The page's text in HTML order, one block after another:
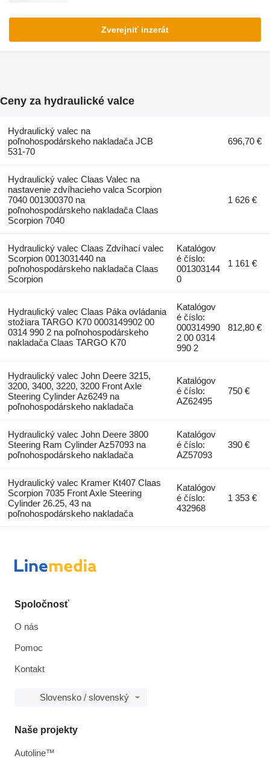
Zverejniť inzerát
Ceny za hydraulické valce
Hydraulický valec na
poľnohospodárskeho nakladača JCB
531-70
696,70 €
Hydraulický valec Claas Valec na
nastavenie zdvíhacieho valca Scorpion
7040 001300370 na
poľnohospodárskeho nakladača Claas
Scorpion 7040
1 626 €
Hydraulický valec Claas Zdvíhací valec
Scorpion 0013031440 na
poľnohospodárskeho nakladača Claas
Scorpion
Katalógov
é číslo:
001303144
0
1 161 €
Hydraulický valec Claas Páka ovládania
stožiara TARGO K70 0003149902 00
0314 990 2 na poľnohospodárskeho
nakladača Claas TARGO K70
Katalógov
é číslo:
000314990
2 00 0314
990 2
812,80 €
Hydraulický valec John Deere 3215,
3200, 3400, 3220, 3200 Front Axle
Steering Cylinder Az6249 na
poľnohospodárskeho nakladača
Katalógov
é číslo:
AZ62495
750 €
Hydraulický valec John Deere 3800
Steering Ram Cylinder Az57093 na
poľnohospodárskeho nakladača
Katalógov
é číslo:
AZ57093
390 €
Hydraulický valec Kramer Kt407 Claas
Scorpion 7035 Front Axle Steering
Cylinder 26.25, 43 na
poľnohospodárskeho nakladača
Katalógov
é číslo:
432968
1 353 €
Spoločnosť
O nás
Pomoc
Kontakt
Slovensko / slovenský
Naše projekty
Autoline™